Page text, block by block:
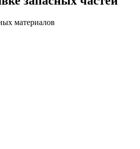
материалов